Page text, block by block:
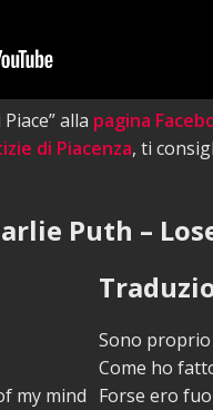
alla pagina
di Piacenza, ti
Puth –
my mind
Sono
Come ho
Forse ero